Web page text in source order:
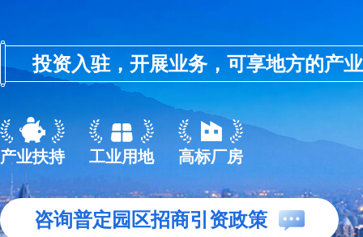
投资入驻，开展业务，可享地方的产
产业扶持 工业用地 高标厂房
咨询普定园区招商引资政策